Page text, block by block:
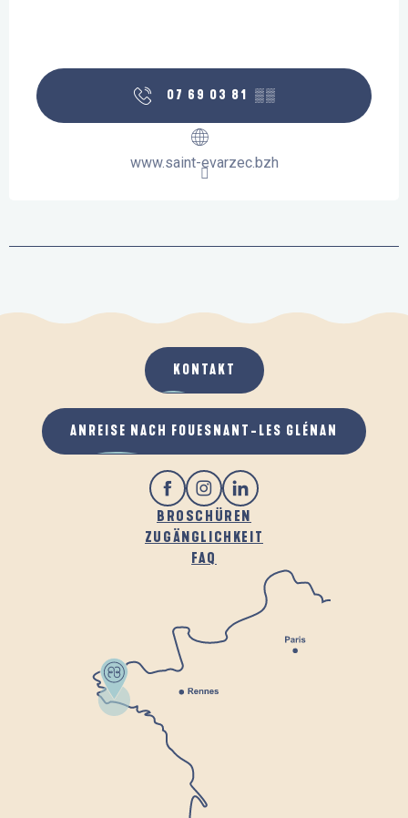
07 69 03 81 ▒▒
www.saint-evarzec.bzh
BROSCHÜREN
ZUGÄNGLICHKEIT
FAQ
KONTAKT
ANREISE NACH FOUESNANT-LES GLÉNAN